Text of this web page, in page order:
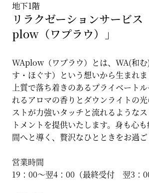
地下1階
リラクゼーションサービス
plow（ワプラウ）」
WAplow（ワプラウ）とは、WA(和
す・ほぐす）という想いから生まれま
上質で落ち着きのあるプライベート
れるアロマの香りとダウンライトの
ストが力強いタッチと流れるような
トメントを提供いたします。身も心
間へと導く、贅沢なひとときをお過ご
営業時間
19：00〜翌4：00（最終受付 翌3：00